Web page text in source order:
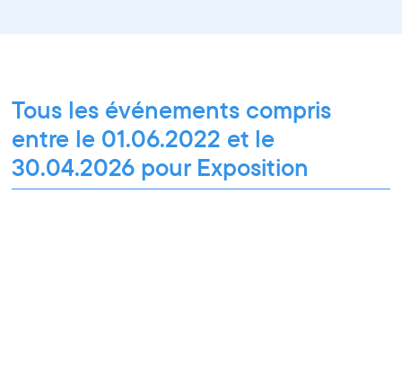
Tous les événements compris
entre le 01.06.2022 et le
30.04.2026 pour Exposition